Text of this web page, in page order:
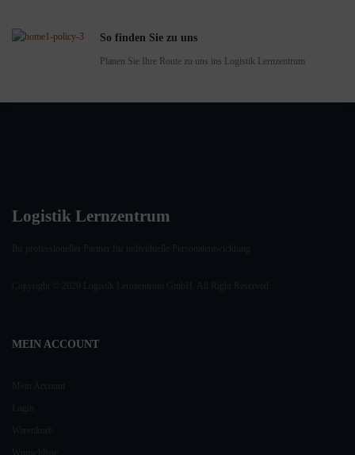
So finden Sie zu uns
Planen Sie Ihre Route zu uns ins Logistik Lernzentrum
Logistik Lernzentrum
MEIN ACCOUNT
Warenkorb